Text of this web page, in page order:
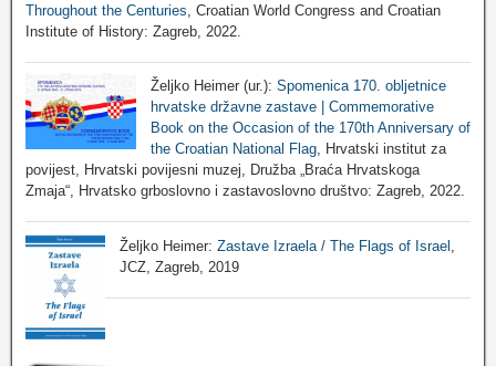
Throughout the Centuries , Croatian World Congress and Croatian
Institute of History: Zagreb, 2022.
Željko Heimer (ur.): Spomenica 170. obljetnice
hrvatske državne zastave | Commemorative
Book on the Occasion of the 170th Anniversary of
the Croatian National Flag, Hrvatski institut za
povijest, Hrvatski povijesni muzej, Družba „Braća Hrvatskoga
Zmaja“, Hrvatsko grboslovno i zastavoslovno društvo: Zagreb, 2022.
Željko Heimer:Zastave Izraela / The Flags of Israel
JCZ, Zagreb, 2019